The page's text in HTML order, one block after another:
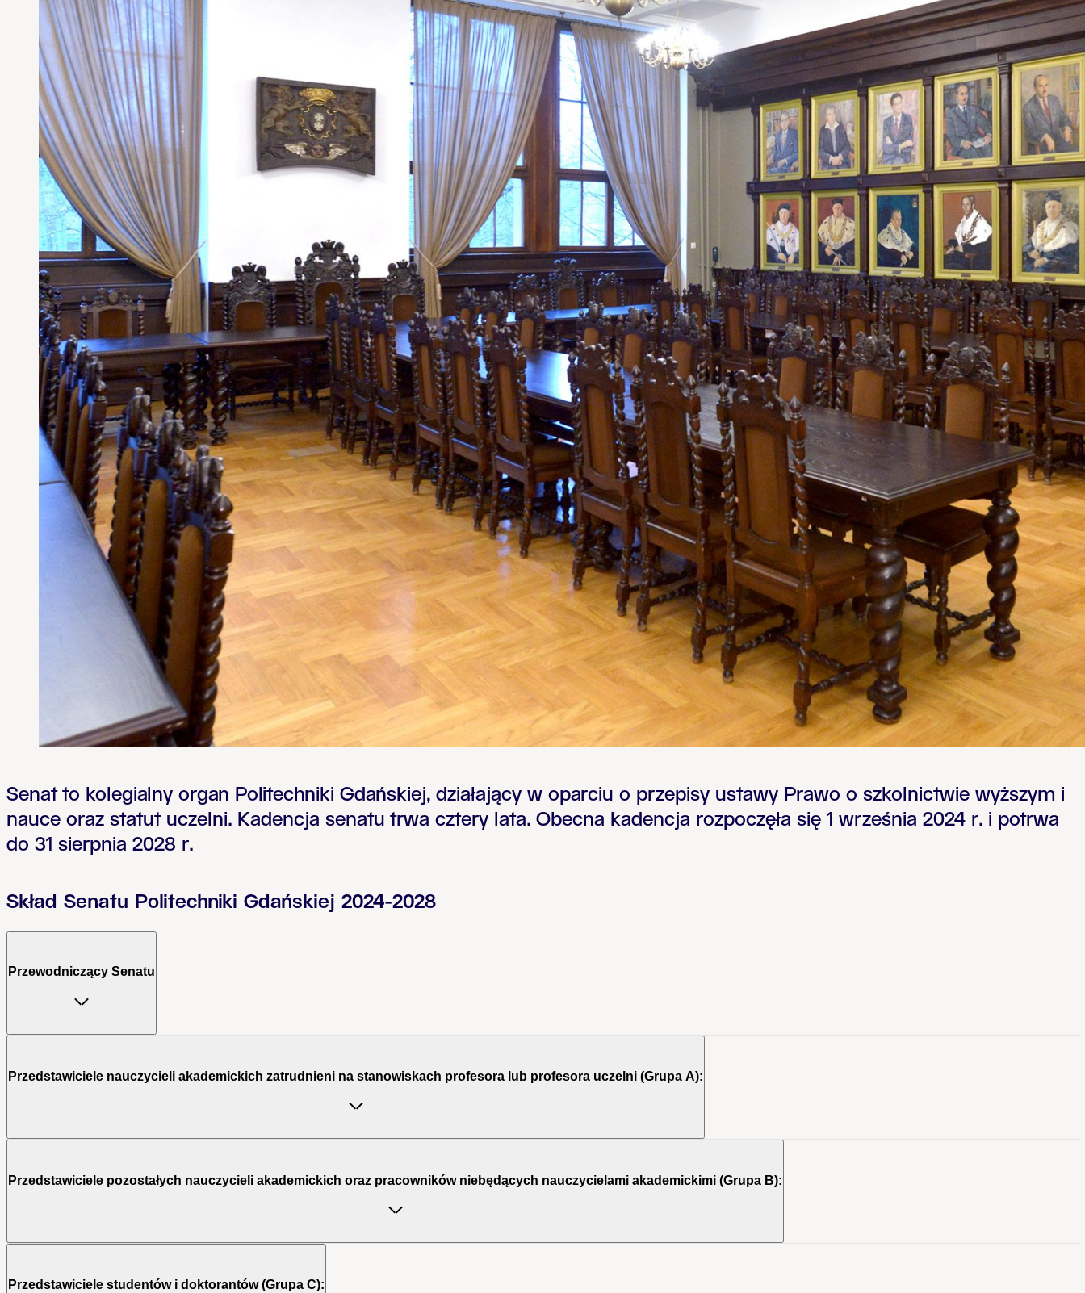
Senat to kolegialny organ Politechniki Gdańskiej, działający w oparciu o przepisy ustawy Prawo o szkolnictwie wyższym i
nauce oraz statut uczelni. Kadencja senatu trwa cztery lata. Obecna kadencja rozpoczęła się 1 września 2024 r. i potrwa
do 31 sierpnia 2028 r.
Skład Senatu Politechniki Gdańskiej 2024-2028
Przewodniczący Senatu
Przedstawiciele nauczycieli akademickich zatrudnieni na stanowiskach profesora lub profesora uczelni (Grupa A):
Przedstawiciele pozostałych nauczycieli akademickich oraz pracowników niebędących nauczycielami akademickimi (Grupa B):
Przedstawiciele studentów i doktorantów (Grupa C):